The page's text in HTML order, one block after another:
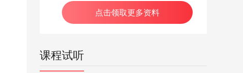
点击领取更多资料
课程试听